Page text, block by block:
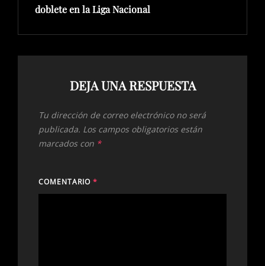
doblete en la Liga Nacional
DEJA UNA RESPUESTA
Tu dirección de correo electrónico no será
publicada. Los campos obligatorios están
marcados con *
COMENTARIO *